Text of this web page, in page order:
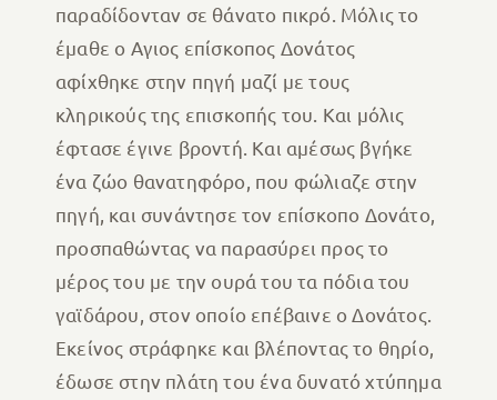
παραδίδονταν σε θάνατο πικρό. Μόλις το
έμαθε ο Αγιος επίσκοπος Δονάτος
αφίχθηκε στην πηγή μαζί με τους
κληρικούς της επισκοπής του. Και μόλις
έφτασε έγινε βροντή. Και αμέσως βγήκε
ένα ζώο θανατηφόρο, που φώλιαζε στην
πηγή, και συνάντησε τον επίσκοπο Δονάτο,
προσπαθώντας να παρασύρει προς το
μέρος του με την ουρά του τα πόδια του
γαϊδάρου, στον οποίο επέβαινε ο Δονάτος.
Εκείνος στράφηκε και βλέποντας το θηρίο,
έδωσε στην πλάτη του ένα δυνατό χτύπημα